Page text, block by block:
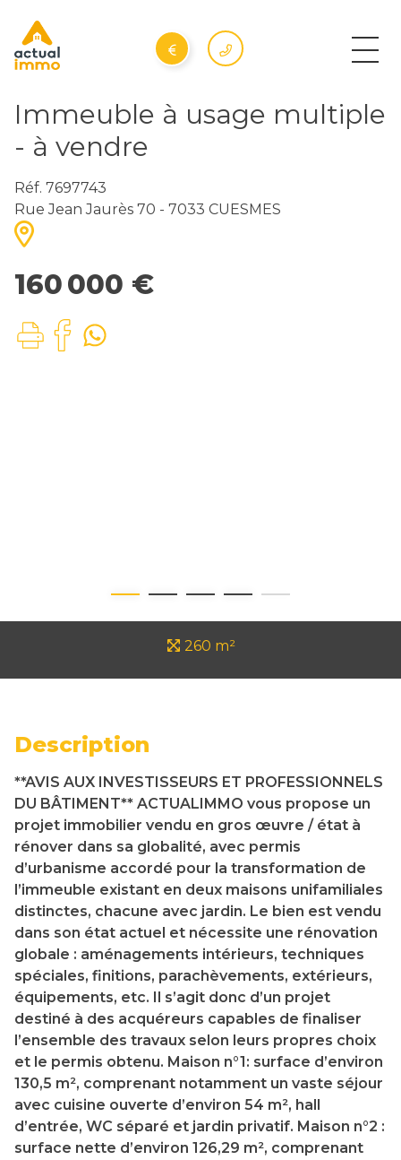
Immeuble à usage multiple
- à vendre
Réf. 7697743
Rue Jean Jaurès 70 - 7033 CUESMES
160 000 €
260 m²
Description
**AVIS AUX INVESTISSEURS ET PROFESSIONNELS
DU BÂTIMENT** ACTUALIMMO vous propose un
projet immobilier vendu en gros œuvre / état à
rénover dans sa globalité, avec permis
d’urbanisme accordé pour la transformation de
l’immeuble existant en deux maisons unifamiliales
distinctes, chacune avec jardin. Le bien est vendu
dans son état actuel et nécessite une rénovation
globale : aménagements intérieurs, techniques
spéciales, finitions, parachèvements, extérieurs,
équipements, etc. Il s’agit donc d’un projet
destiné à des acquéreurs capables de finaliser
l’ensemble des travaux selon leurs propres choix
et le permis obtenu. Maison n°1: surface d’environ
130,5 m², comprenant notamment un vaste séjour
avec cuisine ouverte d’environ 54 m², hall
d’entrée, WC séparé et jardin privatif. Maison n°2 :
surface nette d’environ 126,29 m², comprenant